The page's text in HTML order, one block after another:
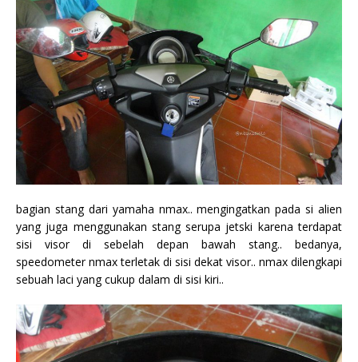
bagian stang dari yamaha nmax.. mengingatkan pada si alien
yang juga menggunakan stang serupa jetski karena terdapat
sisi visor di sebelah depan bawah stang.. bedanya,
speedometer nmax terletak di sisi dekat visor.. nmax dilengkapi
sebuah laci yang cukup dalam di sisi kiri..